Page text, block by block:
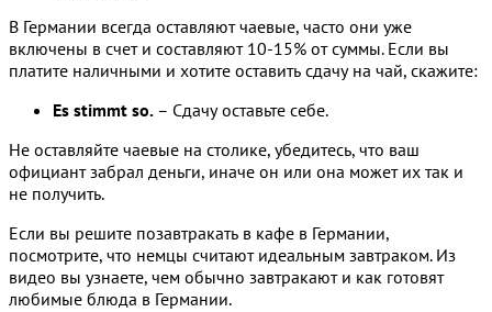
В Германии всегда оставляют чаевые, часто они уже
включены в счет и составляют 10-15% от суммы. Если вы
платите наличными и хотите оставить сдачу на чай, скажите:
Es stimmt so. – Сдачу оставьте себе.
Не оставляйте чаевые на столике, убедитесь, что ваш
официант забрал деньги, иначе он или она может их так и
не получить.
Если вы решите позавтракать в кафе в Германии,
посмотрите, что немцы считают идеальным завтраком. Из
видео вы узнаете, чем обычно завтракают и как готовят
любимые блюда в Германии.